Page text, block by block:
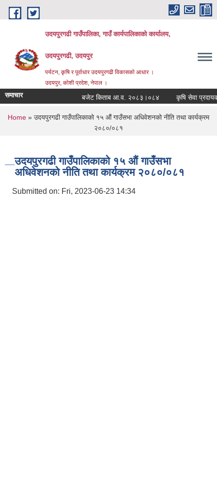
Skip to main content
उदयपुरगढी गाउँपालिका, गाउँ कार्यपालिकाको कार्यालय,
उदयपुरगढी, उदयपुर
पर्यटन, कृषि र पूर्वाधार उदयपुरगढी विकासकाे आधार ।
उदयपुर, काेशी प्रदेश, नेपाल ।
समाचार बजेट किताब आ.व. २०८३।०८४ कृषि सेवा
You are here
Home » उदयपुरगढी गाउँपालिकाको १५ औं गाउँसभा अधिवेशनको नीति तथा कार्यक्रम
२०८०/०८१
उदयपुरगढी गाउँपालिकाको १५ औं गाउँसभा
अधिवेशनको नीति तथा कार्यक्रम २०८०/०८१
Submitted on: Fri, 2023-06-23 14:34